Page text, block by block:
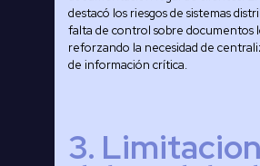
destacó los riesgos de sistemas
falta de control sobre documentos
reforzando la necesidad de
de información crítica.
3.